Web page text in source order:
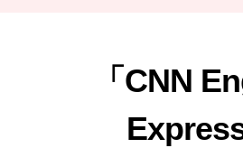
「CNN
Express